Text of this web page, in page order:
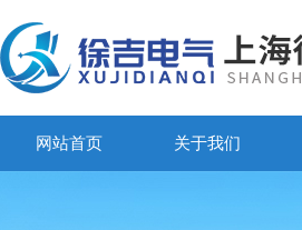
网站首页 关于我们